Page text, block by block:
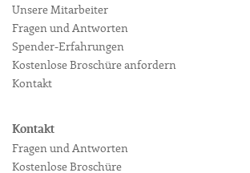
Unsere Mitarbeiter
Fragen und Antworten
Spender-Erfahrungen
Kostenlose Broschüre anfordern
Kontakt
Kontakt
Fragen und Antworten
Kostenlose Broschüre